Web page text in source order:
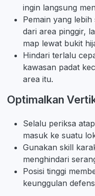
ingin langsung
Pemain yang
dari area pinggir,
map lewat bukit
Hindari terlalu
kawasan padat
area itu.
Optimalkan
Selalu periksa
masuk ke suatu
Gunakan skill
menghindari
Posisi tinggi
keunggulan